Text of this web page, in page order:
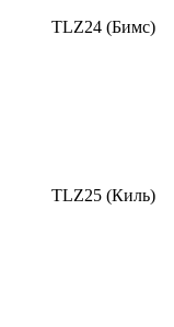
TLZ24 (Бимс)
TLZ25 (Киль)